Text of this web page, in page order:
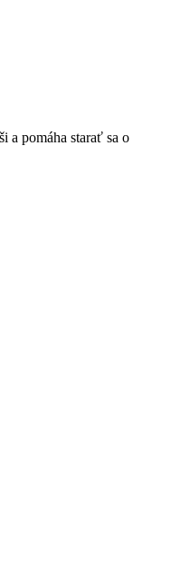
a pomáha starať sa o